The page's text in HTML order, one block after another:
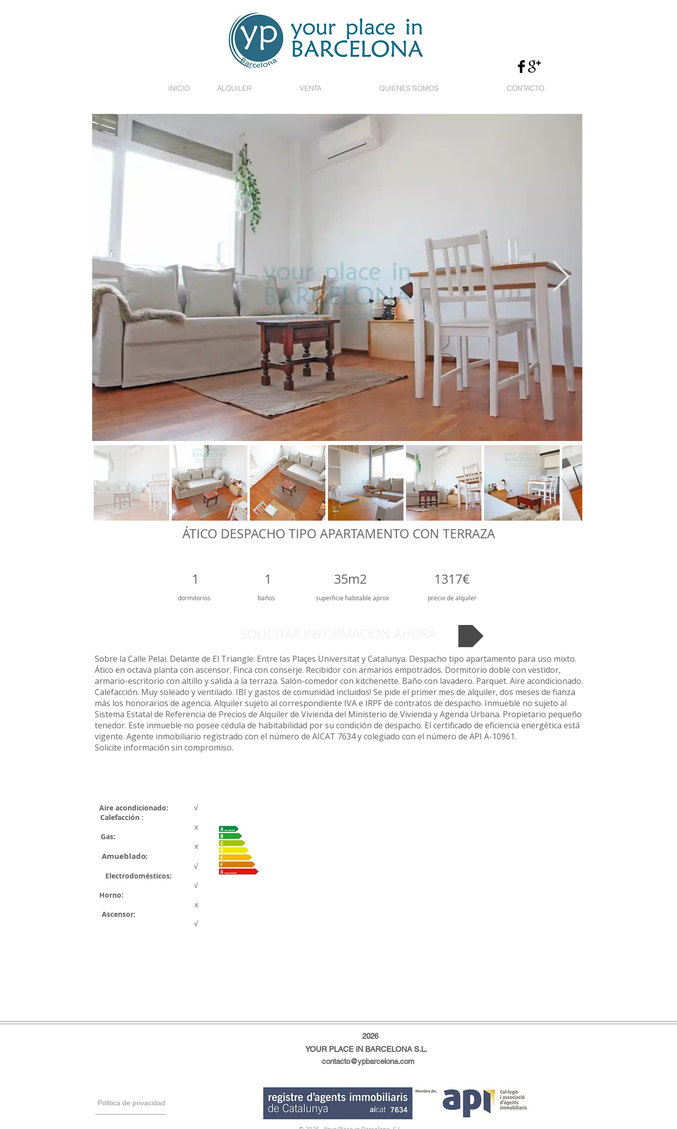
INICIO ALQUILER VENTA QUIENES SOMOS CONTACTO
ÁTICO DESPACHO TIPO APARTAMENTO CON TERRAZA
1
dormitorios
1
baños
35m2
superficie habitable aprox
1317€
precio de alquiler
Sobre la Calle Pelai. Delante de El Triangle. Entre las Plaçes Universitat y Catalunya. Despacho tipo apartamento para uso mixto.
Ático en octava planta con ascensor. Finca con conserje. Recibidor con armarios empotrados. Dormitorio doble con vestidor,
armario-escritorio con altillo y salida a la terraza. Salón-comedor con kitchenette. Baño con lavadero. Parquet. Aire acondicionado.
Calefacción. Muy soleado y ventilado. IBI y gastos de comunidad incluidos! Se pide el primer mes de alquiler, dos meses de fianza
más los honorarios de agencia. Alquiler sujeto al correspondiente IVA e IRPF de contratos de despacho. Inmueble no sujeto al
Sistema Estatal de Referencia de Precios de Alquiler de Vivienda del Ministerio de Vivienda y Agenda Urbana. Propietario pequeño
tenedor. Este inmueble no posee cédula de habitabilidad por su condición de despacho. El certificado de eficiencia energética está
vigente. Agente inmobiliario registrado con el número de AICAT 7634 y colegiado con el número de API A-10961.
Solicite información sin compromiso.
Aire acondicionado:
√
Calefacción :
x
Gas:
x
Amueblado:
√
Electrodomésticos:
√
Horno:
x
Ascensor:
√
2026
YOUR PLACE IN BARCELONA S.L.
contacto@ypbarcelona.com
Politica de privacidad